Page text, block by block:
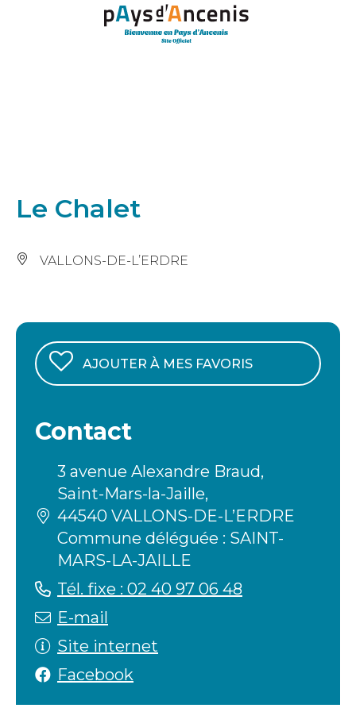
Panneau de gestion des cookies
Le Chalet
VALLONS-DE-L’ERDRE
AJOUTER À MES FAVORIS
Contact
3 avenue Alexandre Braud,
Saint-Mars-la-Jaille,
44540 VALLONS-DE-L’ERDRE
Commune déléguée : SAINT-
MARS-LA-JAILLE
Tél. fixe : 02 40 97 06 48
E-mail
Site internet
Facebook